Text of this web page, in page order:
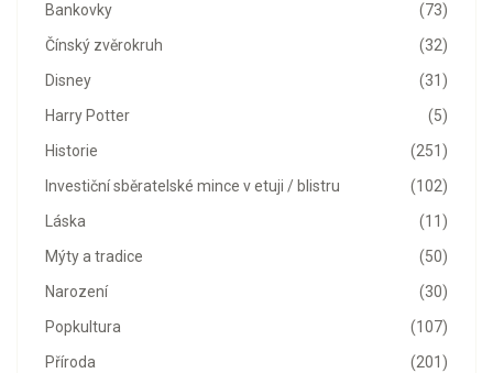
(73)
Bankovky
(32)
Čínský zvěrokruh
(31)
Disney
(5)
Harry Potter
(251)
Historie
(102)
Investiční sběratelské mince v etuji / blistru
(11)
Láska
(50)
Mýty a tradice
(30)
Narození
(107)
Popkultura
(201)
Příroda